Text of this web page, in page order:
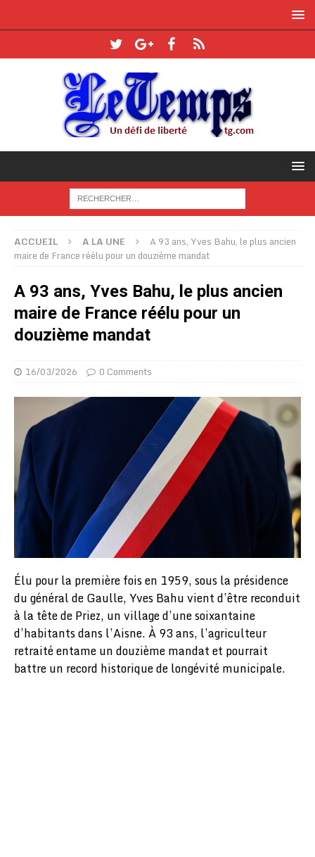
ACCUEIL A LA UNE
A 93 ans, Yves Bahu, le plus ancien
maire de France réélu pour un douzième mandat
A 93 ans, Yves Bahu, le plus ancien
maire de France réélu pour un
douzième mandat
16/03/2026 0 Comments
Élu pour la première fois en 1959, sous la présidence
du général de Gaulle, Yves Bahu vient d’être reconduit
à la tête de Priez, un village d’une soixantaine
d’habitants dans l’Aisne. À 93 ans, l’agriculteur
retraité entame un douzième mandat et pourrait
battre un record historique de longévité municipale.